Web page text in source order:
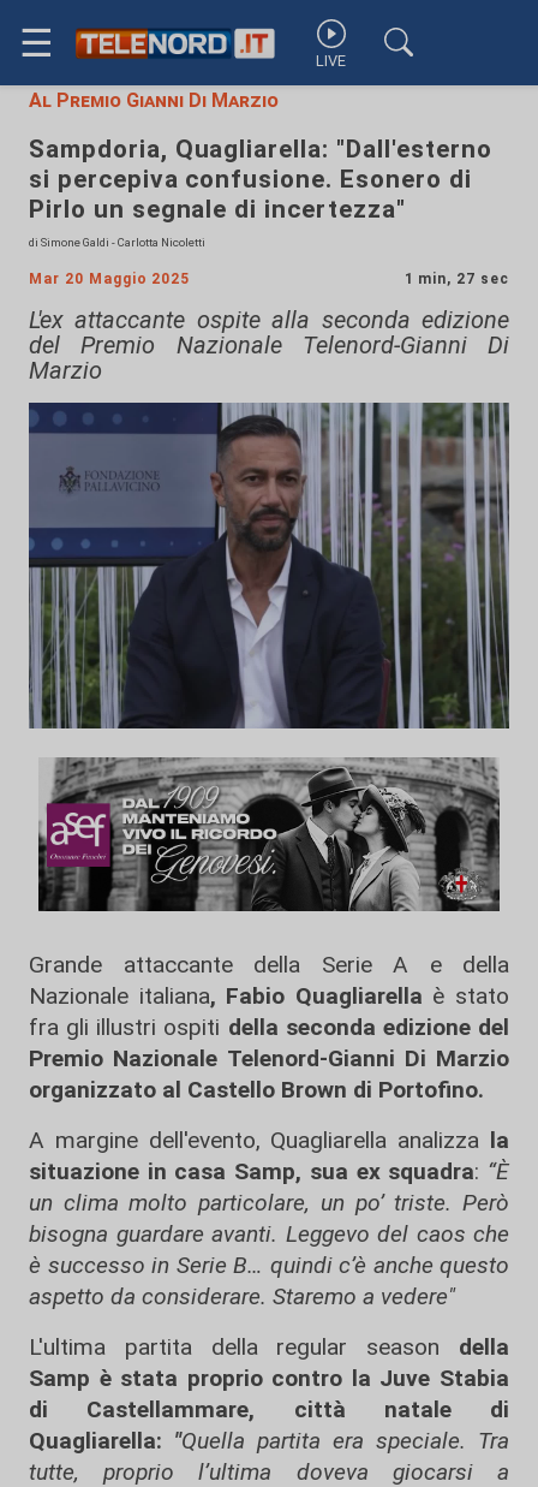
☰ LIVE
Al Premio Gianni Di Marzio
Sampdoria, Quagliarella: "Dall'esterno
si percepiva confusione. Esonero di
Pirlo un segnale di incertezza"
di Simone Galdi - Carlotta Nicoletti
Mar 20 Maggio 2025 1 min, 27 sec
L'ex attaccante ospite alla seconda edizione
del Premio Nazionale Telenord-Gianni Di
Marzio
Grande attaccante della Serie A e della
Nazionale italiana, Fabio Quagliarella è stato
fra gli illustri ospiti della seconda edizione del
Premio Nazionale Telenord-Gianni Di Marzio
organizzato al Castello Brown di Portofino.
A margine dell'evento, Quagliarella analizza la
situazione in casa Samp, sua ex squadra: “È
un clima molto particolare, un po’ triste. Però
bisogna guardare avanti. Leggevo del caos che
è successo in Serie B… quindi c’è anche questo
aspetto da considerare. Staremo a vedere"
L'ultima partita della regular season della
Samp è stata proprio contro la Juve Stabia
di Castellammare, città natale di
Quagliarella: "Quella partita era speciale. Tra
tutte, proprio l’ultima doveva giocarsi a